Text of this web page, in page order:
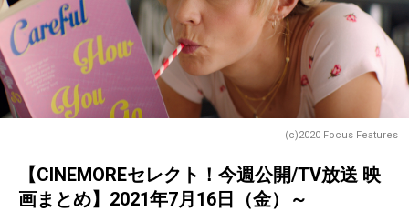
(c)2020 Focus Features
【CINEMOREセレクト！今週公開/TV放送 映
画まとめ】2021年7月16日（金）～